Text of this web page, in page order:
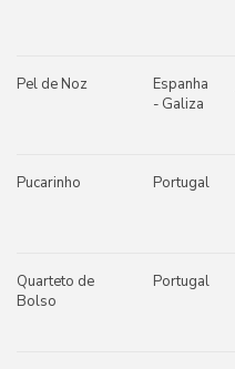
Pel de Noz
Espanha
- Galiza
Pucarinho Portugal
Quarteto de
Bolso
Portugal